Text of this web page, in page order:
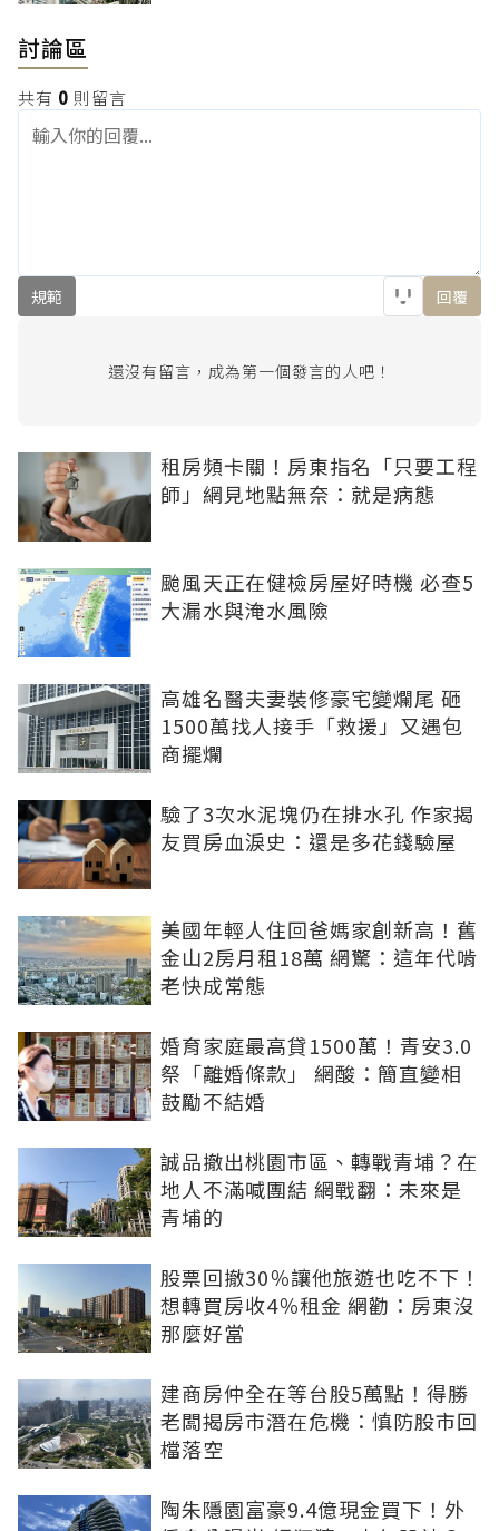
討論區
共有 0 則留言
規範 回覆
還沒有留言，成為第一個發言的人吧！
租房頻卡關！房東指名「只要工程
師」網見地點無奈：就是病態
颱風天正在健檢房屋好時機 必查5
大漏水與淹水風險
高雄名醫夫妻裝修豪宅變爛尾 砸
1500萬找人接手「救援」又遇包
商擺爛
驗了3次水泥塊仍在排水孔 作家揭
友買房血淚史：還是多花錢驗屋
美國年輕人住回爸媽家創新高！舊
金山2房月租18萬 網驚：這年代啃
老快成常態
婚育家庭最高貸1500萬！青安3.0
祭「離婚條款」 網酸：簡直變相
鼓勵不結婚
誠品撤出桃園市區、轉戰青埔？在
地人不滿喊團結 網戰翻：未來是
青埔的
股票回撤30％讓他旅遊也吃不下！
想轉買房收4％租金 網勸：房東沒
那麼好當
建商房仲全在等台股5萬點！得勝
老闆揭房市潛在危機：慎防股市回
檔落空
陶朱隱園富豪9.4億現金買下！外